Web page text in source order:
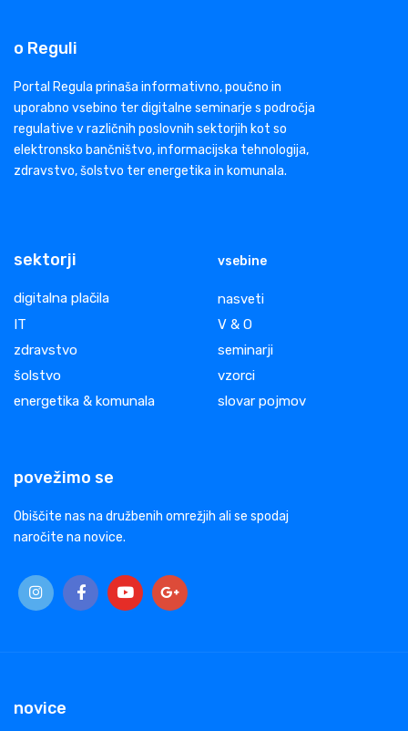
o Reguli
Portal Regula prinaša informativno, poučno in
uporabno vsebino ter digitalne seminarje s področja
regulative v različnih poslovnih sektorjih kot so
elektronsko bančništvo, informacijska tehnologija,
zdravstvo, šolstvo ter energetika in komunala.
sektorji
digitalna plačila
IT
zdravstvo
šolstvo
energetika & komunala
vsebine
nasveti
V & O
seminarji
vzorci
slovar pojmov
povežimo se
Obiščite nas na družbenih omrežjih ali se spodaj
naročite na novice.
novice